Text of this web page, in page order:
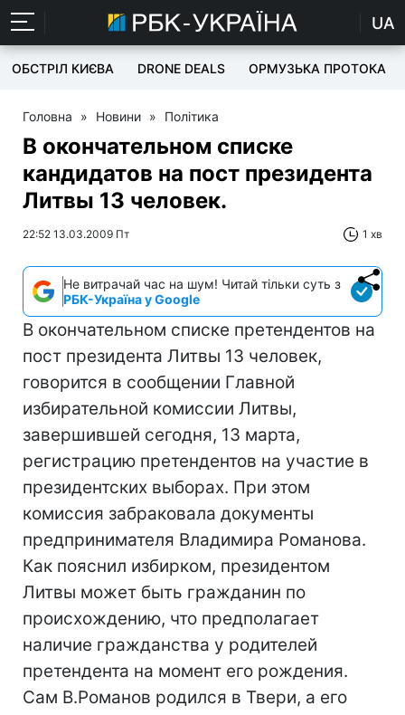
UA
ОБСТРІЛ КИЄВА DRONE DEALS ОРМУЗЬКА ПРОТОКА
Головна » Новини » Політика
В окончательном списке
кандидатов на пост президента
Литвы 13 человек.
22:52 13.03.2009 Пт 1 хв
Не витрачай час на шум! Читай тільки суть з
РБК-Україна у Google
В окончательном списке претендентов на
пост президента Литвы 13 человек,
говорится в сообщении Главной
избирательной комиссии Литвы,
завершившей сегодня, 13 марта,
регистрацию претендентов на участие в
президентских выборах. При этом
комиссия забраковала документы
предпринимателя Владимира Романова.
Как пояснил избирком, президентом
Литвы может быть гражданин по
происхождению, что предполагает
наличие гражданства у родителей
претендента на момент его рождения.
Сам В.Романов родился в Твери, а его